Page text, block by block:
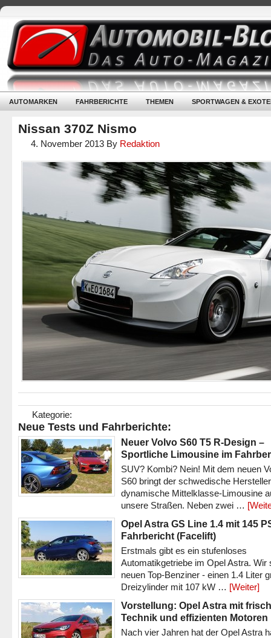
AUTOMARKEN FAHRBERICHTE THEMEN SPORTWAGEN &
Nissan 370Z Nismo
4. November 2013 By Redaktion
Kategorie:
Neue Tests und Fahrberichte:
Neuer Volvo S60 T5 R-Design –
Sportliche Limousine im
SUV? Kombi? Nein! Mit dem neuen
S60 bringt der schwedische
dynamische Mittelklasse-Limousine
unsere Straßen. Neben zwei …
Opel Astra GS Line 1.4 mit 145
Fahrbericht (Facelift)
Erstmals gibt es ein stufenloses
Automatikgetriebe im Opel Astra. Wir
neuen Top-Benziner - einen 1.4 Liter
Dreizylinder mit 107 kW … [Weiter]
Vorstellung: Opel Astra mit
Technik und effizienten Motoren
Nach vier Jahren hat der Opel Astra